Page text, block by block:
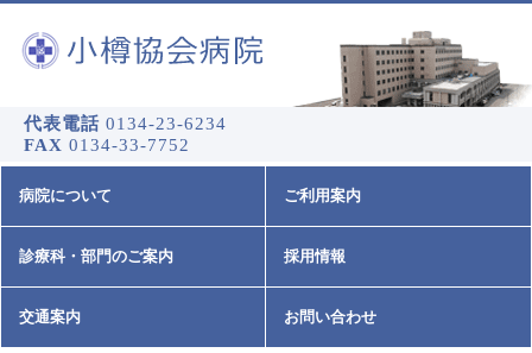
代表電話 0134-23-6234
FAX 0134-33-7752
病院について ご利用案内
診療科・部門のご案内 採用情報
交通案内 お問い合わせ